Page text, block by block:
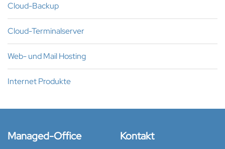
Cloud-Backup
Cloud-Terminalserver
Web- und Mail Hosting
Internet Produkte
Managed-Office Kontakt